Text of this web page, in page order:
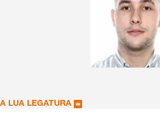
A LUA LEGATURA